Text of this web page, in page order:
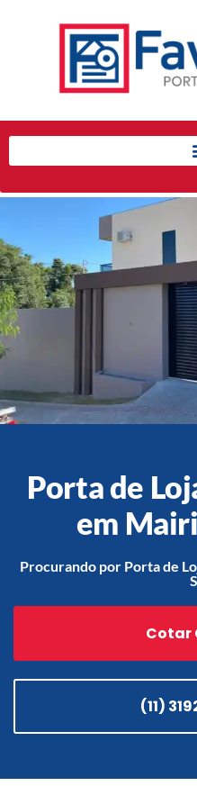
Porta de
em
Procurando por Porta de
Cotar
(11)